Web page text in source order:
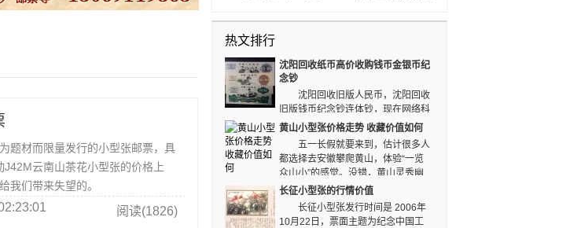
材而限量发行的小型张邮票，具
云南山茶花小型张的价格上
我们带来失望的。
阅读(1826)
海底世界小型张回收价
有小型张都有火爆的未
来。正如寿山石雕小型
张价格走势一样，尽管
发行了二十年却没有太
大的上涨幅度。图案是
寿山的石雕，看起来晶
莹温润又富有光泽。
只不过被葡萄牙强行租
念澳门回归的邮票，现
在澳门回归小型张回收
价值还是很不错。
热文排行
沈阳回收纸币高价收购钱币金银币纪
念钞
沈阳回收旧版人民币，沈阳回收
旧版钱币纪念钞连体钞，现在网络科
技的进步，藏友们可以足不出户就能完成钱币回收
交易。沈阳回收旧版纸币，高价专业回收纸币，欢
迎致电咨询。
黄山小型张价格走势 收藏价值如何
五一长假就要来到，估计很多人
都选择去安徽攀爬黄山，体验“一览
众山小”的感觉。没错，黄山灵秀幽
美，是世界文化与自然遗产，是大自然的馈赠。在
1997年国家邮政局发行了黄山小型张，将主要美
景汇聚在方寸之间，令黄山小型张价格走势大好。
长征小型张的行情价值
长征小型张发行时间是 2006年
10月22日，票面主题为纪念中国工